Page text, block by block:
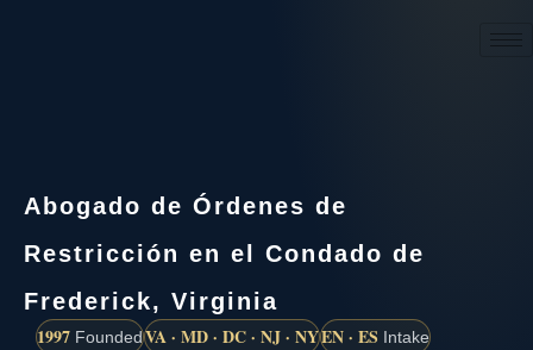
Abogado de Órdenes de
Restricción en el Condado de
Frederick, Virginia
1997 FoundedVA · MD · DC · NJ · NYEN · ES Intake